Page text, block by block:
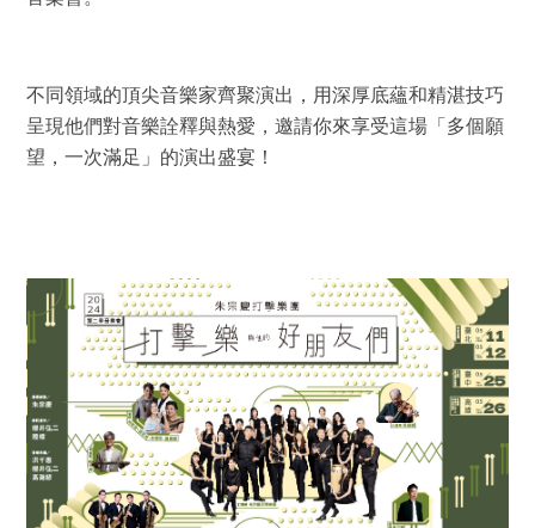
不同領域的頂尖音樂家齊聚演出，用深厚底蘊和精湛技巧
呈現他們對音樂詮釋與熱愛，邀請你來享受這場「多個願
望，一次滿足」的演出盛宴！